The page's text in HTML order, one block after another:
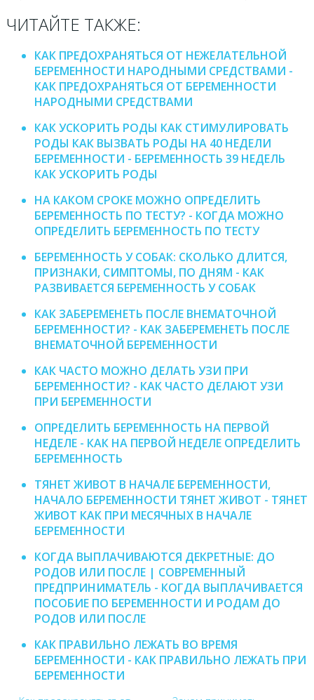
ЧИТАЙТЕ ТАКЖЕ:
КАК ПРЕДОХРАНЯТЬСЯ ОТ НЕЖЕЛАТЕЛЬНОЙ
БЕРЕМЕННОСТИ НАРОДНЫМИ СРЕДСТВАМИ -
КАК ПРЕДОХРАНЯТЬСЯ ОТ БЕРЕМЕННОСТИ
НАРОДНЫМИ СРЕДСТВАМИ
КАК УСКОРИТЬ РОДЫ КАК СТИМУЛИРОВАТЬ
РОДЫ КАК ВЫЗВАТЬ РОДЫ НА 40 НЕДЕЛИ
БЕРЕМЕННОСТИ - БЕРЕМЕННОСТЬ 39 НЕДЕЛЬ
КАК УСКОРИТЬ РОДЫ
НА КАКОМ СРОКЕ МОЖНО ОПРЕДЕЛИТЬ
БЕРЕМЕННОСТЬ ПО ТЕСТУ? - КОГДА МОЖНО
ОПРЕДЕЛИТЬ БЕРЕМЕННОСТЬ ПО ТЕСТУ
БЕРЕМЕННОСТЬ У СОБАК: СКОЛЬКО ДЛИТСЯ,
ПРИЗНАКИ, СИМПТОМЫ, ПО ДНЯМ - КАК
РАЗВИВАЕТСЯ БЕРЕМЕННОСТЬ У СОБАК
КАК ЗАБЕРЕМЕНЕТЬ ПОСЛЕ ВНЕМАТОЧНОЙ
БЕРЕМЕННОСТИ? - КАК ЗАБЕРЕМЕНЕТЬ ПОСЛЕ
ВНЕМАТОЧНОЙ БЕРЕМЕННОСТИ
КАК ЧАСТО МОЖНО ДЕЛАТЬ УЗИ ПРИ
БЕРЕМЕННОСТИ? - КАК ЧАСТО ДЕЛАЮТ УЗИ
ПРИ БЕРЕМЕННОСТИ
ОПРЕДЕЛИТЬ БЕРЕМЕННОСТЬ НА ПЕРВОЙ
НЕДЕЛЕ - КАК НА ПЕРВОЙ НЕДЕЛЕ ОПРЕДЕЛИТЬ
БЕРЕМЕННОСТЬ
ТЯНЕТ ЖИВОТ В НАЧАЛЕ БЕРЕМЕННОСТИ,
НАЧАЛО БЕРЕМЕННОСТИ ТЯНЕТ ЖИВОТ - ТЯНЕТ
ЖИВОТ КАК ПРИ МЕСЯЧНЫХ В НАЧАЛЕ
БЕРЕМЕННОСТИ
КОГДА ВЫПЛАЧИВАЮТСЯ ДЕКРЕТНЫЕ: ДО
РОДОВ ИЛИ ПОСЛЕ | СОВРЕМЕННЫЙ
ПРЕДПРИНИМАТЕЛЬ - КОГДА ВЫПЛАЧИВАЕТСЯ
ПОСОБИЕ ПО БЕРЕМЕННОСТИ И РОДАМ ДО
РОДОВ ИЛИ ПОСЛЕ
КАК ПРАВИЛЬНО ЛЕЖАТЬ ВО ВРЕМЯ
БЕРЕМЕННОСТИ - КАК ПРАВИЛЬНО ЛЕЖАТЬ ПРИ
БЕРЕМЕННОСТИ